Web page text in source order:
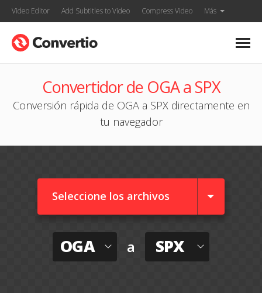
Video Editor Add Subtitles to Video Compress Video Más
Convertidor de OGA a SPX
Conversión rápida de OGA a SPX directamente en
tu navegador
Seleccione los archivos
OGA a SPX